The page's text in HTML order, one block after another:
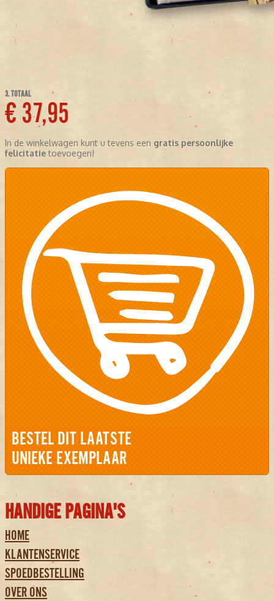
3. TOTAAL
€ 37,95
In de winkelwagen kunt u tevens een gratis persoonlijke
felicitatietoevoegen!
BESTEL DIT LAATSTE
UNIEKE EXEMPLAAR
HANDIGE PAGINA'S
HOME
KLANTENSERVICE
SPOEDBESTELLING
OVER ONS